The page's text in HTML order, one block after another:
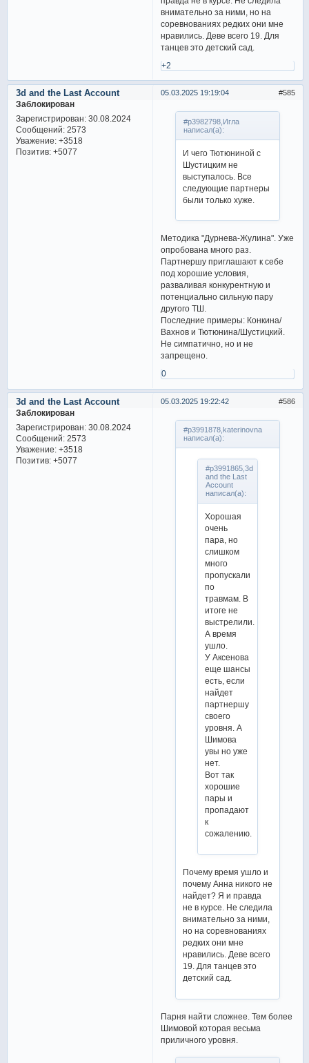
внимательно за ними, но на
соревнованиях редких они мне
нравились. Деве всего 19. Для
танцев это детский сад.
+2
585
05.03.2025 19:19:04
3d and the Last Account
Заблокирован
Зарегистрирован: 30.08.2024
Сообщений:2573
Уважение: +3518
Позитив: +5077
#p3982798,Игла
написал(а):
И чего Тютюниной с
Шустицким не
выступалось. Все
следующие партнеры
были только хуже.
Методика "Дурнева-Жулина". Уже
опробована много раз.
Партнершу приглашают к себе
под хорошие условия,
разваливая конкурентную и
потенциально сильную пару
другого ТШ.
Последние примеры: Конкина/
Вахнов и Тютюнина/Шустицкий.
Не симпатично, но и не
запрещено.
0
586
05.03.2025 19:22:42
3d and the Last Account
Заблокирован
Зарегистрирован: 30.08.2024
Сообщений:2573
Уважение: +3518
Позитив: +5077
#p3991878,katerinovna
написал(а):
#p3991865,3d
and the Last
Account
написал(а):
Хорошая
очень
пара, но
слишком
много
пропускали
по
травмам. В
итоге не
выстрелили.
А время
ушло.
У Аксенова
еще шансы
есть, если
найдет
партнершу
своего
уровня. А
Шимова
увы но уже
нет.
Вот так
хорошие
пары и
пропадают
к
сожалению.
Почему время ушло и
почему Анна никого не
найдет? Я и правда
не в курсе. Не следила
внимательно за ними,
но на соревнованиях
редких они мне
нравились. Деве всего
19. Для танцев это
детский сад.
Парня найти сложнее. Тем более
Шимовой которая весьма
приличного уровня.